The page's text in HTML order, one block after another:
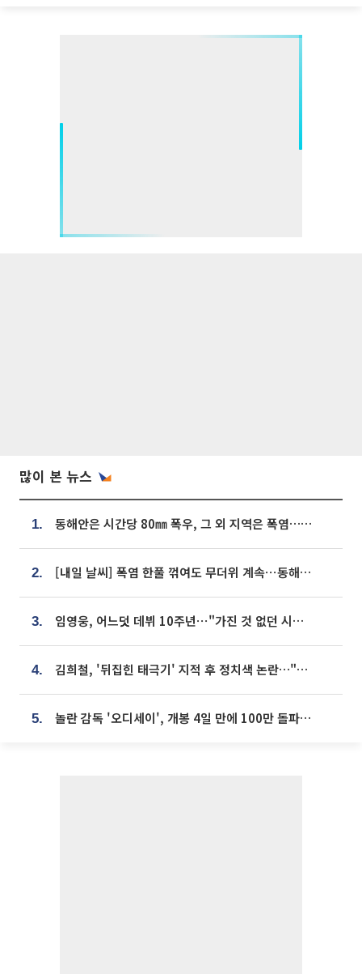
많이 본 뉴스
1. 동해안은 시간당 80㎜ 폭우, 그 외 지역은 폭염…‘극과 극 날씨’
2. [내일 날씨] 폭염 한풀 꺾여도 무더위 계속⋯동해안 이틀 연속 비
3. 임영웅, 어느덧 데뷔 10주년⋯"가진 것 없던 시절, 내 앞엔 20명의 팬뿐"
4. 김희철, '뒤집힌 태극기' 지적 후 정치색 논란…"좌우 떠나 우리나라 국기"
5. 놀란 감독 '오디세이', 개봉 4일 만에 100만 돌파⋯'왕사남' 보다 빠르다